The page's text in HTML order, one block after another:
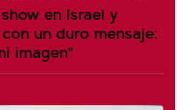
en Israel y
un duro mensaje:
imagen"